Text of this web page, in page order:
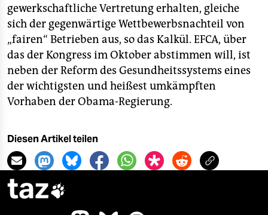
gewerkschaftliche Vertretung erhalten, gleiche
sich der gegenwärtige Wettbewerbsnachteil von
„fairen“ Betrieben aus, so das Kalkül. EFCA, über
das der Kongress im Oktober abstimmen will, ist
neben der Reform des Gesundheitssystems eines
der wichtigsten und heißest umkämpften
Vorhaben der Obama-Regierung.
Diesen Artikel teilen
taz